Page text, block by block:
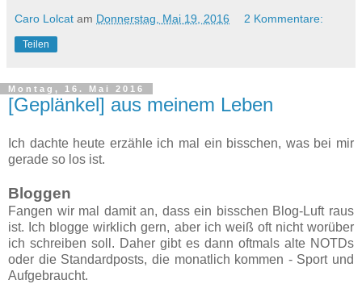
Caro Lolcat am Donnerstag, Mai 19, 2016 2 Kommentare:
Teilen
Montag, 16. Mai 2016
[Geplänkel] aus meinem Leben
Ich dachte heute erzähle ich mal ein bisschen, was bei mir
gerade so los ist.
Bloggen
Fangen wir mal damit an, dass ein bisschen Blog-Luft raus
ist. Ich blogge wirklich gern, aber ich weiß oft nicht worüber
ich schreiben soll. Daher gibt es dann oftmals alte NOTDs
oder die Standardposts, die monatlich kommen - Sport und
Aufgebraucht.